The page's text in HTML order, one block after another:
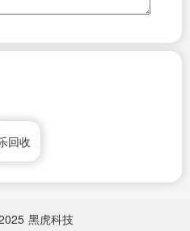
回收
黑虎科技